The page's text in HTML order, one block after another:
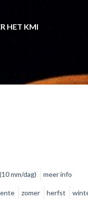
HET KMI
mm/dag) meer info
zomer herfst